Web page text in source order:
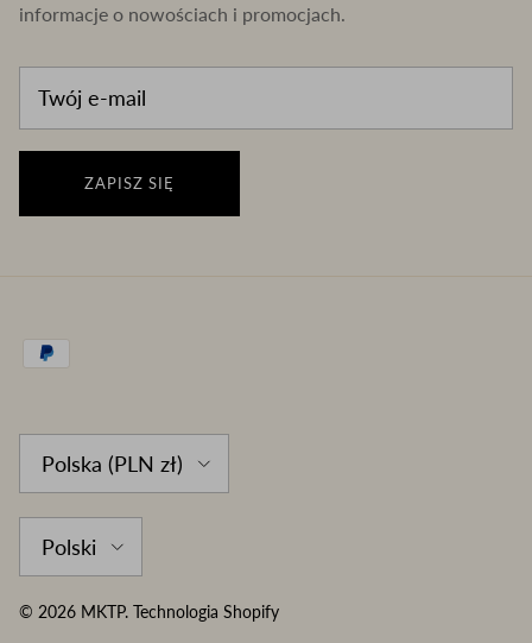
informacje o nowościach i promocjach.
ZAPISZ SIĘ
Polska (PLN zł)
Polski
© 2026 MKTP. Technologia Shopify